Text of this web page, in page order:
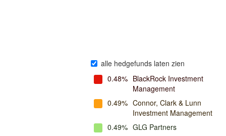
alle hedgefunds laten zien
0.48% BlackRock Investment
Management
0.49% Connor, Clark & Lunn
Investment Management
0.49% GLG Partners